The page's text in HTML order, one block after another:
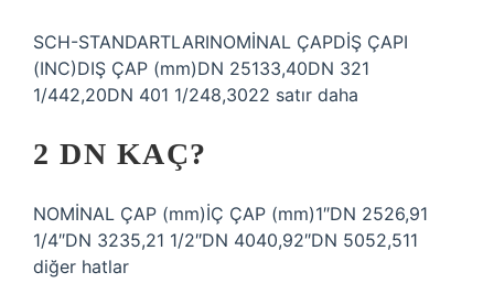
SCH-STANDARTLARINOMİNAL ÇAPDİŞ ÇAPI
(INC)DIŞ ÇAP (mm)DN 25133,40DN 321
1/442,20DN 401 1/248,3022 satır daha
2 DN KAÇ?
NOMİNAL ÇAP (mm)İÇ ÇAP (mm)1″DN 2526,91
1/4″DN 3235,21 1/2″DN 4040,92″DN 5052,511
diğer hatlar